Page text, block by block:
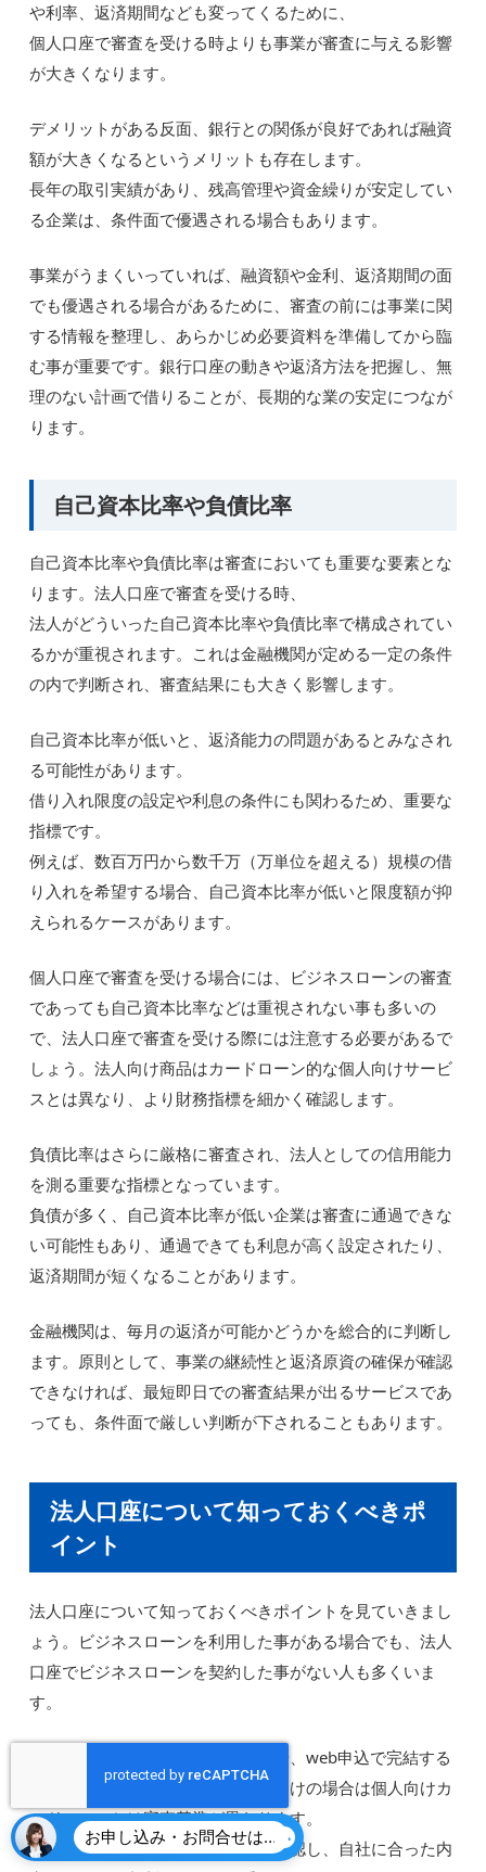
や利率、返済期間なども変ってくるために、
個人口座で審査を受ける時よりも事業が審査に与える影響
が大きくなります。
デメリットがある反面、銀行との関係が良好であれば融資
額が大きくなるというメリットも存在します。
長年の取引実績があり、残高管理や資金繰りが安定してい
る企業は、条件面で優遇される場合もあります。
事業がうまくいっていれば、融資額や金利、返済期間の面
でも優遇される場合があるために、審査の前には事業に関
する情報を整理し、あらかじめ必要資料を準備してから臨
む事が重要です。銀行口座の動きや返済方法を把握し、無
理のない計画で借りることが、長期的な業の安定につなが
ります。
自己資本比率や負債比率
自己資本比率や負債比率は審査においても重要な要素とな
ります。法人口座で審査を受ける時、
法人がどういった自己資本比率や負債比率で構成されてい
るかが重視されます。これは金融機関が定める一定の条件
の内で判断され、審査結果にも大きく影響します。
自己資本比率が低いと、返済能力の問題があるとみなされ
る可能性があります。
借り入れ限度の設定や利息の条件にも関わるため、重要な
指標です。
例えば、数百万円から数千万（万単位を超える）規模の借
り入れを希望する場合、自己資本比率が低いと限度額が抑
えられるケースがあります。
個人口座で審査を受ける場合には、ビジネスローンの審査
であっても自己資本比率などは重視されない事も多いの
で、法人口座で審査を受ける際には注意する必要があるで
しょう。法人向け商品はカードローン的な個人向けサービ
スとは異なり、より財務指標を細かく確認します。
負債比率はさらに厳格に審査され、法人としての信用能力
を測る重要な指標となっています。
負債が多く、自己資本比率が低い企業は審査に通過できな
い可能性もあり、通過できても利息が高く設定されたり、
返済期間が短くなることがあります。
金融機関は、毎月の返済が可能かどうかを総合的に判断し
ます。原則として、事業の継続性と返済原資の確保が確認
できなければ、最短即日での審査結果が出るサービスであ
っても、条件面で厳しい判断が下されることもあります。
法人口座について知っておくべきポ
イント
法人口座について知っておくべきポイントを見ていきまし
ょう。ビジネスローンを利用した事がある場合でも、法人
口座でビジネスローンを契約した事がない人も多くいま
す。
近年は最短で審査を行うサービスや、web申込で完結する
商品も提供されていますが、法人向けの場合は個人向けカ
ードローンとは審査基準が異なります。
申込後に提示される詳細な条件を確認し、自社に合った内
お申し込み・お問合せはこちら